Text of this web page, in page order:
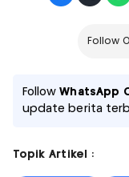
Follow
FollowWhatsApp
update berita
Topik Artikel :